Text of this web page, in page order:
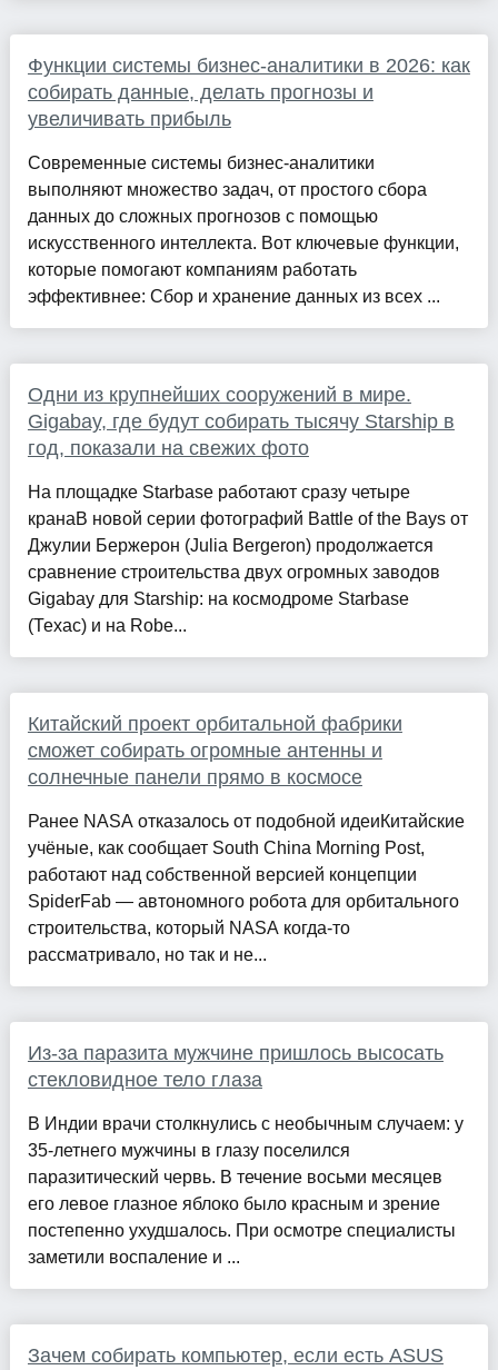
Функции системы бизнес-аналитики в 2026: как
собирать данные, делать прогнозы и
увеличивать прибыль
Современные системы бизнес-аналитики
выполняют множество задач, от простого сбора
данных до сложных прогнозов с помощью
искусственного интеллекта. Вот ключевые функции,
которые помогают компаниям работать
эффективнее: Сбор и хранение данных из всех ...
Одни из крупнейших сооружений в мире.
Gigabay, где будут собирать тысячу Starship в
год, показали на свежих фото
На площадке Starbase работают сразу четыре
кранаВ новой серии фотографий Battle of the Bays от
Джулии Бержерон (Julia Bergeron) продолжается
сравнение строительства двух огромных заводов
Gigabay для Starship: на космодроме Starbase
(Техас) и на Robe...
Китайский проект орбитальной фабрики
сможет собирать огромные антенны и
солнечные панели прямо в космосе
Ранее NASA отказалось от подобной идеиКитайские
учёные, как сообщает South China Morning Post,
работают над собственной версией концепции
SpiderFab — автономного робота для орбитального
строительства, который NASA когда-то
рассматривало, но так и не...
Из-за паразита мужчине пришлось высосать
стекловидное тело глаза
В Индии врачи столкнулись с необычным случаем: у
35-летнего мужчины в глазу поселился
паразитический червь. В течение восьми месяцев
его левое глазное яблоко было красным и зрение
постепенно ухудшалось. При осмотре специалисты
заметили воспаление и ...
Зачем собирать компьютер, если есть ASUS